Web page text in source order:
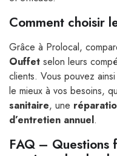
Comment choisir
Grâce à Prolocal,
Ouffet selon leurs
clients. Vous pouvez
le mieux à vos besoins,
sanitaire, une
d’entretien annuel.
FAQ – Questions